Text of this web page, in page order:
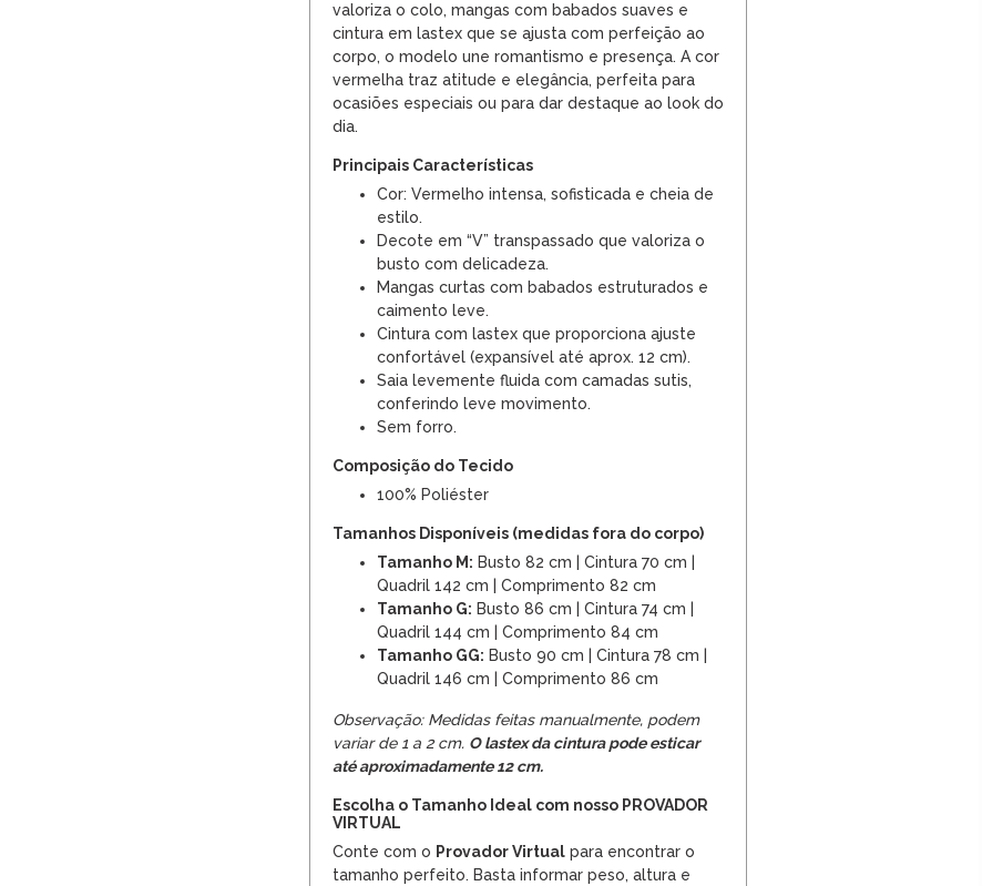
valoriza o colo, mangas com babados suaves e
cintura em lastex que se ajusta com perfeição ao
corpo, o modelo une romantismo e presença. A cor
vermelha traz atitude e elegância, perfeita para
ocasiões especiais ou para dar destaque ao look do
dia.
Principais Características
Cor: Vermelho intensa, sofisticada e cheia de
estilo.
Decote em “V” transpassado que valoriza o
busto com delicadeza.
Mangas curtas com babados estruturados e
caimento leve.
Cintura com lastex que proporciona ajuste
confortável (expansível até aprox. 12 cm).
Saia levemente fluida com camadas sutis,
conferindo leve movimento.
Sem forro.
Composição do Tecido
100% Poliéster
Tamanhos Disponíveis (medidas fora do corpo)
Tamanho M: Busto 82 cm | Cintura 70 cm |
Quadril 142 cm | Comprimento 82 cm
Tamanho G: Busto 86 cm | Cintura 74 cm |
Quadril 144 cm | Comprimento 84 cm
Tamanho GG: Busto 90 cm | Cintura 78 cm |
Quadril 146 cm | Comprimento 86 cm
Observação: Medidas feitas manualmente, podem
variar de 1 a 2 cm. O lastex da cintura pode esticar
até aproximadamente 12 cm.
Escolha o Tamanho Ideal com nosso PROVADOR
VIRTUAL
Conte com o Provador Virtual para encontrar o
tamanho perfeito. Basta informar peso, altura e